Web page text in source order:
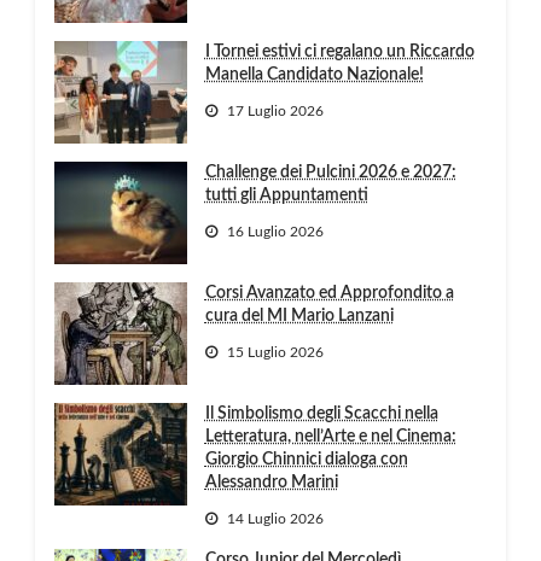
I Tornei estivi ci regalano un Riccardo
Manella Candidato Nazionale!
17 Luglio 2026
Challenge dei Pulcini 2026 e 2027:
tutti gli Appuntamenti
16 Luglio 2026
Corsi Avanzato ed Approfondito a
cura del MI Mario Lanzani
15 Luglio 2026
Il Simbolismo degli Scacchi nella
Letteratura, nell’Arte e nel Cinema:
Giorgio Chinnici dialoga con
Alessandro Marini
14 Luglio 2026